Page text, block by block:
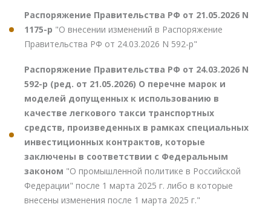
Распоряжение Правительства РФ от 21.05.2026 N
1175-р "О внесении изменений в Распоряжение
Правительства РФ от 24.03.2026 N 592-р"
Распоряжение Правительства РФ от 24.03.2026 N
592-р (ред. от 21.05.2026) О перечне марок и
моделей допущенных к использованию в
качестве легкового такси транспортных
средств, произведенных в рамках специальных
инвестиционных контрактов, которые
заключены в соответствии с Федеральным
законом "О промышленной политике в Российской
Федерации" после 1 марта 2025 г. либо в которые
внесены изменения после 1 марта 2025 г."